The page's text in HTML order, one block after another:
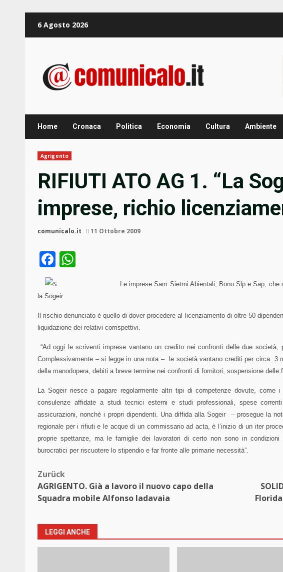
Inhalt6 Agosto 2026
Home Cronaca Politica Economia Cultura Ambiente
Agrigento
RIFIUTI ATO AG 1. “La
imprese, richio
comunicalo.it 11 Ottobre 2009
Facebook
Le imprese Sam Sietmi Abientali, Bono Slp e Sap,
la Sogeir.
Il rischio denunciato è quello di dover procedere al licenziamento di oltre 50
liquidazione dei relativi corrispettivi.
“Ad oggi le scriventi imprese vantano un credito nei confronti delle due società,
Complessivamente – si legge in una nota –
le società vantano crediti per circa 3
della manodopera, debiti a breve termine nei confronti di fornitori, sospensione
La Sogeir riesce a pagare regolarmente altri tipi di competenze dovute,
consulenze affidate a studi tecnici esterni e studi professionali, spese
assicurazioni, nonché i propri dipendenti. Una diffida alla Sogeir
– prosegue la
regionale per i rifiuti e le acque di un commissario ad acta, è l’inizio di un iter
proprie spettanze, ma le famiglie dei lavoratori di certo non sono in
burocratici per riscuotere lo stipendio e far fronte alle primarie necessità”.
Beitragsnavigation
Zurück
AGRIGENTO. Già a lavoro il nuovo capo della
Squadra mobile Alfonso Iadavaia
LEGGI ANCHE